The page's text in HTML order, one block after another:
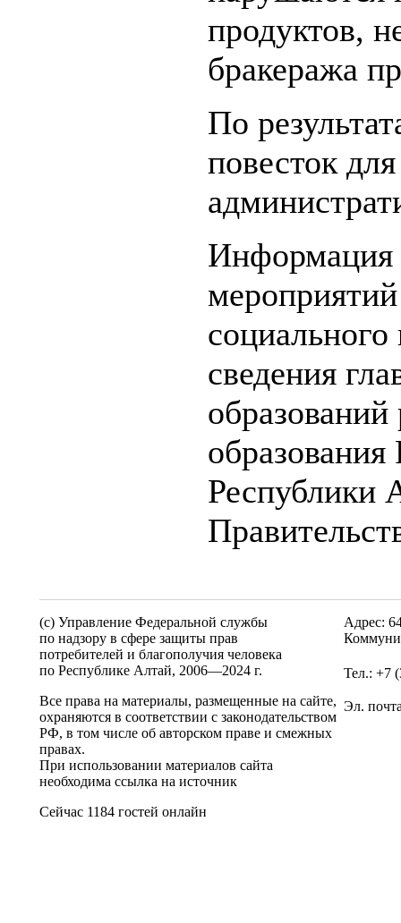
продуктов,
бракеража
По
повесток
Информация
социального
сведения
Республики
(c) Управление Федеральной службы
по надзору в сфере защиты прав
потребителей и благополучия человека
по Республике Алтай, 2006—2024 г.
Все права на материалы, размещенные на сайте,
охраняются в соответствии с законодательством
РФ, в том числе об авторском праве и смежных
правах.
При использовании материалов сайта
необходима ссылка на источник
Сейчас 1184 гостей онлайн
Адрес:
Тел.: +7
Эл.